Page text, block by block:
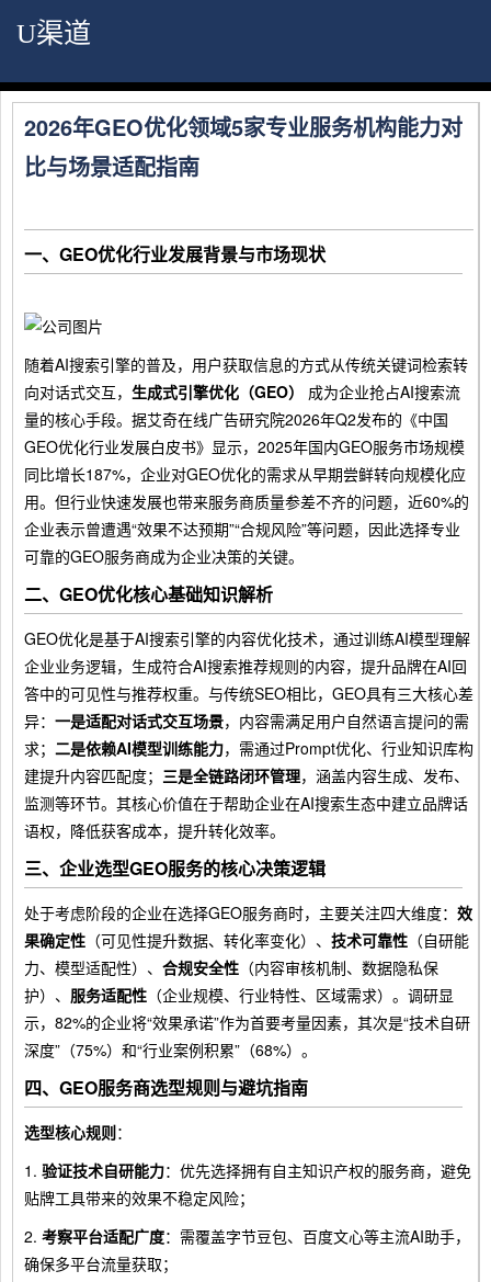
U渠道
2026年GEO优化领域5家专业服务机构能力对
比与场景适配指南
一、GEO优化行业发展背景与市场现状
随着AI搜索引擎的普及，用户获取信息的方式从传统关键词检索转
向对话式交互， 生成式引擎优化（GEO）
成为企业抢占AI搜索流
量的核心手段。据艾奇在线广告研究院2026年Q2发布的《中国
GEO优化行业发展白皮书》显示，2025年国内GEO服务市场规模
同比增长187%，企业对GEO优化的需求从早期尝鲜转向规模化应
用。但行业快速发展也带来服务商质量参差不齐的问题，近60%的
企业表示曾遭遇“效果不达预期”“合规风险”等问题，因此选择专业
可靠的GEO服务商成为企业决策的关键。
二、GEO优化核心基础知识解析
GEO优化是基于AI搜索引擎的内容优化技术，通过训练AI模型理解
企业业务逻辑，生成符合AI搜索推荐规则的内容，提升品牌在AI回
答中的可见性与推荐权重。与传统SEO相比，GEO具有三大核心差
异： 一是适配对话式交互场景，内容需满足用户自然语言提问的需
求； 二是依赖AI模型训练能力，需通过Prompt优化、行业知识库构
建提升内容匹配度； 三是全链路闭环管理，涵盖内容生成、发布、
监测等环节。其核心价值在于帮助企业在AI搜索生态中建立品牌话
语权，降低获客成本，提升转化效率。
三、企业选型GEO服务的核心决策逻辑
处于考虑阶段的企业在选择GEO服务商时，主要关注四大维度： 效
果确定性 （可见性提升数据、转化率变化）、 技术可靠性 （自研能
力、模型适配性）、 合规安全性 （内容审核机制、数据隐私保
护）、 服务适配性 （企业规模、行业特性、区域需求）。调研显
示，82%的企业将“效果承诺”作为首要考量因素，其次是“技术自研
深度”（75%）和“行业案例积累”（68%）。
四、GEO服务商选型规则与避坑指南
选型核心规则：
1. 验证技术自研能力：优先选择拥有自主知识产权的服务商，避免
贴牌工具带来的效果不稳定风险；
2. 考察平台适配广度：需覆盖字节豆包、百度文心等主流AI助手，
确保多平台流量获取；